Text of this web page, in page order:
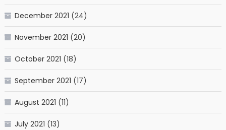
December 2021 (24)
November 2021 (20)
October 2021 (18)
September 2021 (17)
August 2021 (11)
July 2021 (13)